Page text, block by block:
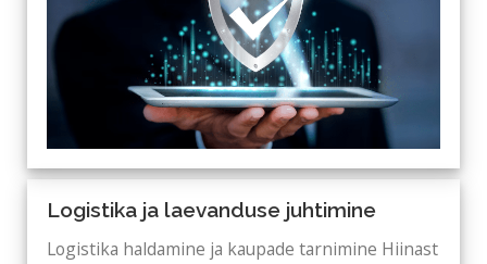
Logistika ja laevanduse juhtimine
Logistika haldamine ja kaupade tarnimine Hiinast